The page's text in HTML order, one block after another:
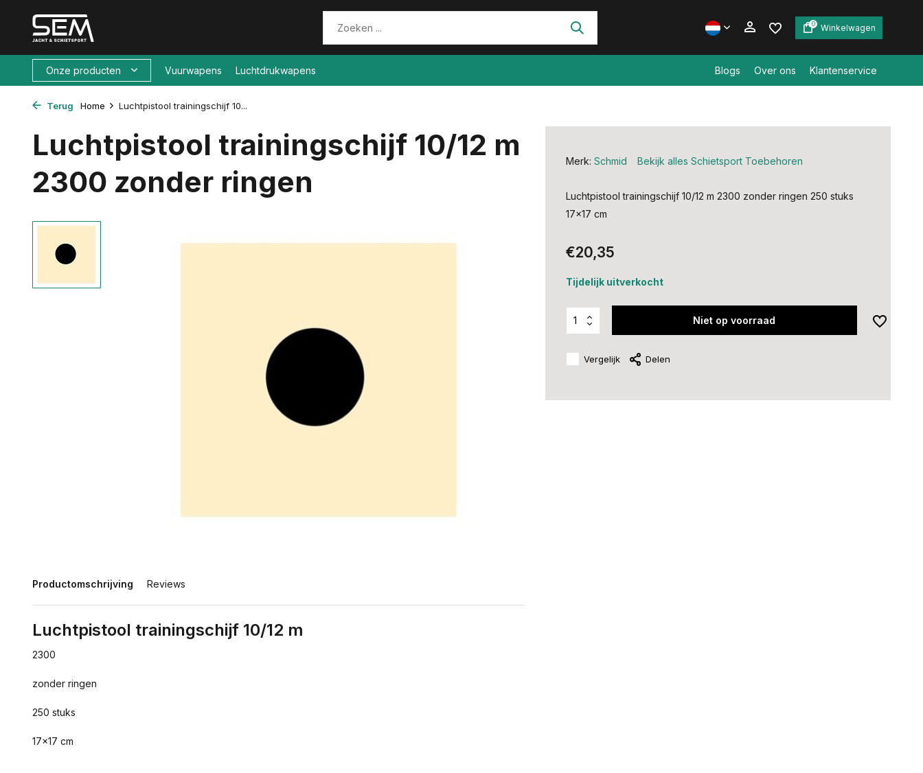
0 Winkelwagen
Onze producten Vuurwapens Luchtdrukwapens Blogs Over ons Klantenservice
Terug Home Luchtpistool trainingschijf 10...
Luchtpistool trainingschijf 10/12 m
2300 zonder ringen
Productomschrijving Reviews
Luchtpistool trainingschijf 10/12 m
2300
zonder ringen
250 stuks
17x17 cm
Merk: Schmid Bekijk alles Schietsport Toebehoren
Luchtpistool trainingschijf 10/12 m 2300 zonder ringen 250 stuks
17x17 cm
€20,35
Tijdelijk uitverkocht
Niet op voorraad
Vergelijk Delen